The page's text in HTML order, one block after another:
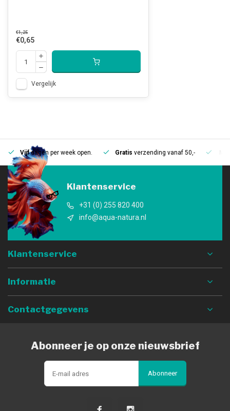
€1,25
€0,65
Vergelijk
Vijfdagen per week open. Gratis verzending vanaf 50,-
Klantenservice
+31 (0) 255 820 400
info@aqua-natura.nl
Klantenservice
Informatie
Contactgegevens
Abonneer je op onze nieuwsbrief
Abonneer